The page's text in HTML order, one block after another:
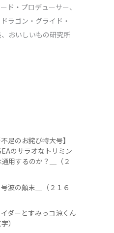
ド・プロデューサー、
ラゴン・グライド・
おいしいもの研究所
足のお詫び特大号】
のサラオなトリミン
用するのか？＿（２
波の顛末＿（２１６
ダーとすみっコ涼くん
）